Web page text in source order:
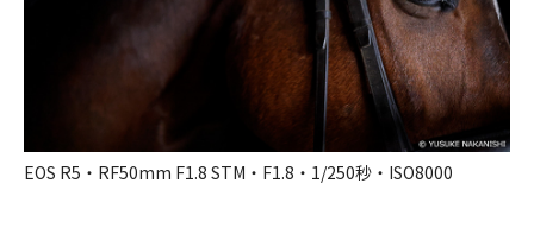
EOS R5・RF50mm F1.8 STM・F1.8・1/250秒・ISO8000